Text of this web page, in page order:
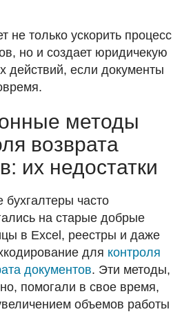
не только ускорить процесс
но и создает юридичекую
действий, если документы
методы
возврата
их недостатки
бухгалтеры часто
на старые добрые
в Excel, реестры и даже
для контроля
документов. Эти методы,
помогали в свое время,
объемов работы